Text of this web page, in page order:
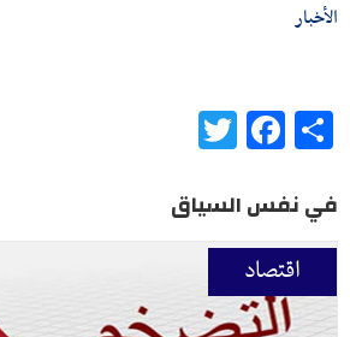
الأخبار
Share
Facebook
في نفس السياق
اقتصاد